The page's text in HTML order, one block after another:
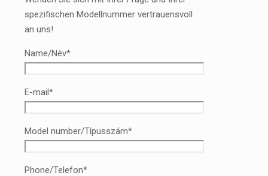
spezifischen Modellnummer vertrauensvoll
an uns!
Name/Név*
E-mail*
Model number/Típusszám*
Phone/Telefon*